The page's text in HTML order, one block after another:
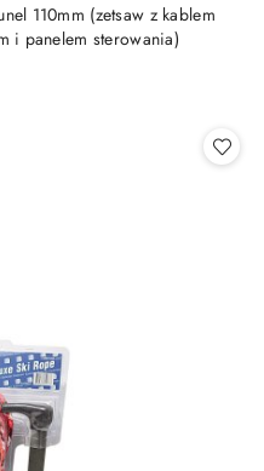
110mm (zetsaw z kablem
i panelem sterowania)